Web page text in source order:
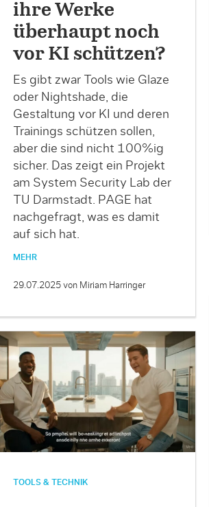
ihre Werke
überhaupt noch
vor KI schützen?
Es gibt zwar Tools wie Glaze
oder Nightshade, die
Gestaltung vor KI und deren
Trainings schützen sollen,
aber die sind nicht 100%ig
sicher. Das zeigt ein Projekt
am System Security Lab der
TU Darmstadt. PAGE hat
nachgefragt, was es damit
auf sich hat.
MEHR
29.07.2025 von Miriam Harringer
TOOLS & TECHNIK